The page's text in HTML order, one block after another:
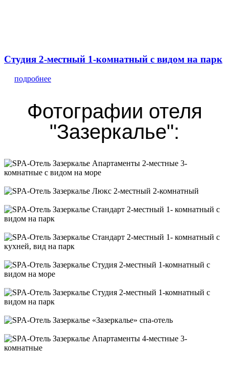
Студия 2-местный 1-комнатный с видом на парк
подробнее
Фотографии отеля
"Зазеркалье":